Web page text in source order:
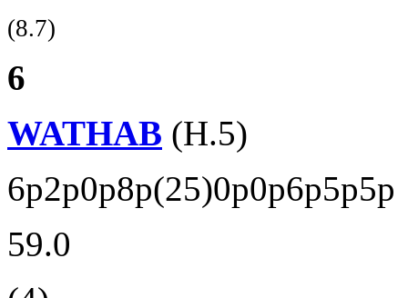
(8.7)
6
WATHAB (H.5)
6p2p0p8p(25)0p0p6p5p5p
59.0